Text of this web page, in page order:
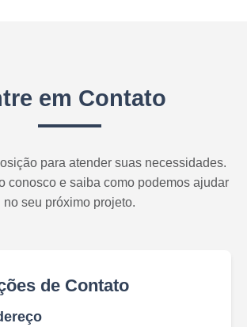
em Contato
para atender suas necessidades.
conosco e saiba como podemos ajudar
no seu próximo projeto.
de Contato